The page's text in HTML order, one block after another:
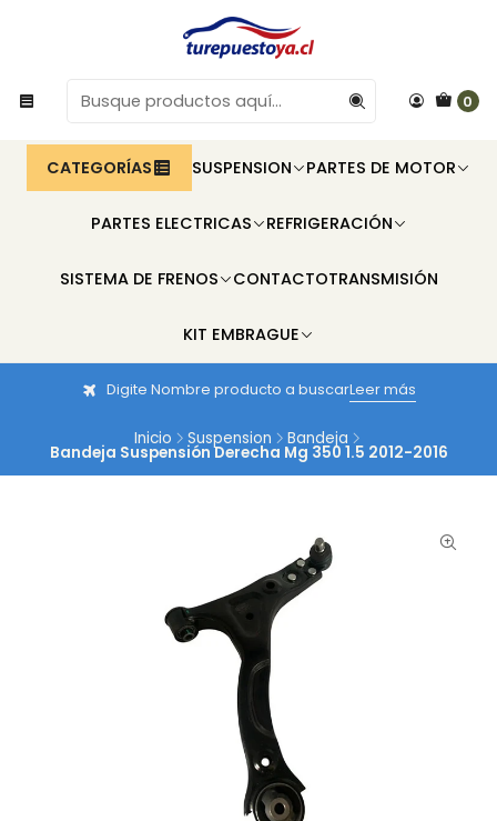
0
CATEGORÍAS SUSPENSION PARTES DE MOTOR
PARTES ELECTRICAS REFRIGERACIÓN
SISTEMA DE FRENOS CONTACTOTRANSMISIÓN
KIT EMBRAGUE
Digite Nombre producto a buscarLeer más
Inicio Suspension Bandeja
Bandeja Suspensión Derecha Mg 350 1.5 2012-2016